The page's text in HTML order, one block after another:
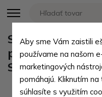
Sada čiernej
peňaženky a
Shahlo
Aby sme Vám zaistili
používame na našom
marketingových
pomáhajú. Kliknutím
súhlasíte s využitím